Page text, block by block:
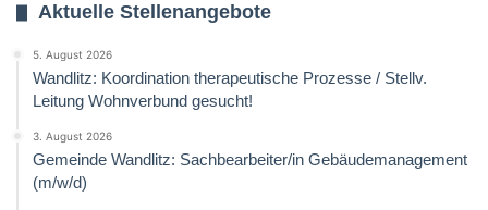
Aktuelle Stellenangebote
5. August 2026
Wandlitz: Koordination therapeutische Prozesse / Stellv.
Leitung Wohnverbund gesucht!
3. August 2026
Gemeinde Wandlitz: Sachbearbeiter/in Gebäudemanagement
(m/w/d)